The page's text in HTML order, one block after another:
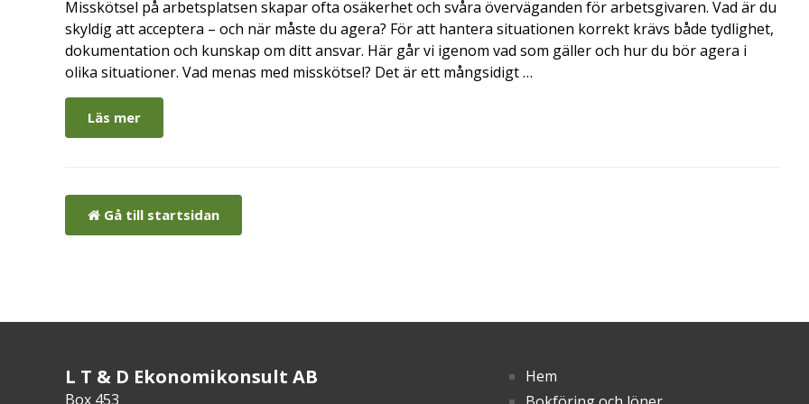
Misskötsel på arbetsplatsen skapar ofta osäkerhet och svåra överväganden för arbetsgivaren. Vad är du
skyldig att acceptera – och när måste du agera? För att hantera situationen korrekt krävs både tydlighet,
dokumentation och kunskap om ditt ansvar. Här går vi igenom vad som gäller och hur du bör agera i
olika situationer. Vad menas med misskötsel? Det är ett mångsidigt …
Läs mer
Gå till startsidan
L T & D Ekonomikonsult AB
Box 453
Hem